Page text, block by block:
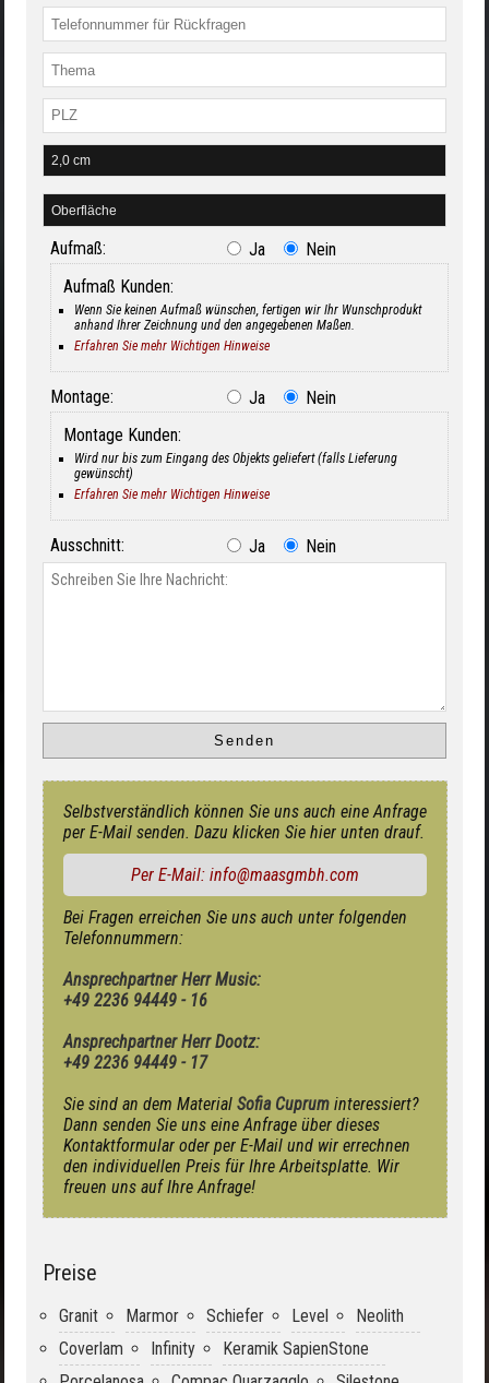
Aufmaß: Ja
Nein
Aufmaß Kunden:
Wenn Sie keinen Aufmaß wünschen, fertigen wir Ihr Wunschprodukt
anhand Ihrer Zeichnung und den angegebenen Maßen.
Erfahren Sie mehr Wichtigen Hinweise
Montage: Ja
Nein
Montage Kunden:
Wird nur bis zum Eingang des Objekts geliefert (falls Lieferung
gewünscht)
Erfahren Sie mehr Wichtigen Hinweise
Ausschnitt: Ja Nein
Selbstverständlich können Sie uns auch eine Anfrage
per E-Mail senden. Dazu klicken Sie hier unten drauf.
Per E-Mail: info@maasgmbh.com
Bei Fragen erreichen Sie uns auch unter folgenden
Telefonnummern:
Ansprechpartner Herr Music:
+49 2236 94449 - 16
Ansprechpartner Herr Dootz:
+49 2236 94449 - 17
Sie sind an dem Material Sofia Cuprum interessiert?
Dann senden Sie uns eine Anfrage über dieses
Kontaktformular oder per E-Mail und wir errechnen
den individuellen Preis für Ihre Arbeitsplatte. Wir
freuen uns auf Ihre Anfrage!
Preise
Granit Marmor Schiefer Level
Neolith
Coverlam
Infinity
Keramik SapienStone